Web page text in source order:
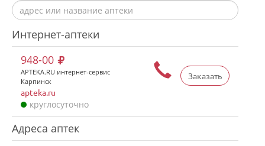
Интернет-аптеки
Заказать
948-00
APTEKA.RU интернет-сервис
Карпинск
apteka.ru
круглосуточно
Адреса аптек